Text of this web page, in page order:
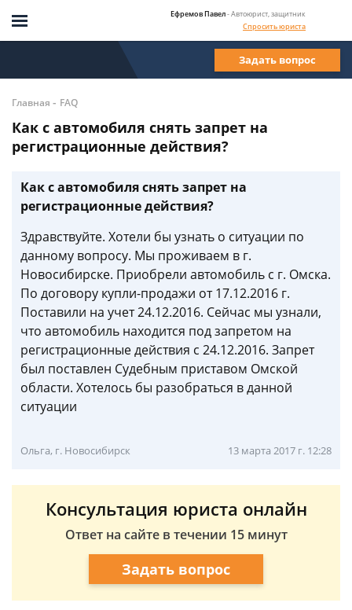
Ефремов Павел- Автоюрист, защитник
Спросить юриста
Задать вопрос
Главная - FAQ
Как с автомобиля снять запрет на
регистрационные действия?
Как с автомобиля снять запрет на
регистрационные действия?
Здравствуйте. Хотели бы узнать о ситуации по
данному вопросу. Мы проживаем в г.
Новосибирске. Приобрели автомобиль с г. Омска.
По договору купли-продажи от 17.12.2016 г.
Поставили на учет 24.12.2016. Сейчас мы узнали,
что автомобиль находится под запретом на
регистрационные действия с 24.12.2016. Запрет
был поставлен Судебным приставом Омской
области. Хотелось бы разобраться в данной
ситуации
Ольга, г. Новосибирск 13 марта 2017 г. 12:28
Консультация юриста онлайн
Ответ на сайте в течении 15 минут
Задать вопрос